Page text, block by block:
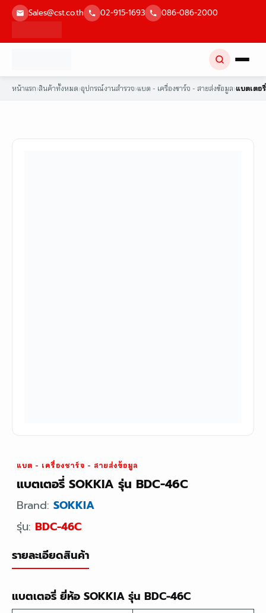
Skip
Sales@cst.co.th 02-915-1693 086-086-2000
หน้าแรก›สินค้าทั้งหมด›อุปกรณ์งานสำรวจ›แบต - เครื่องชาร์จ - สายส่งข้อมูล›แบตเตอรี่
แบต - เครื่องชาร์จ - สายส่งข้อมูล
แบตเตอรี่ SOKKIA รุ่น BDC-46C
Brand: SOKKIA
รุ่น: BDC-46C
รายละเอียดสินค้า
แบตเตอรี่ ยี่ห้อ SOKKIA รุ่น BDC-46C